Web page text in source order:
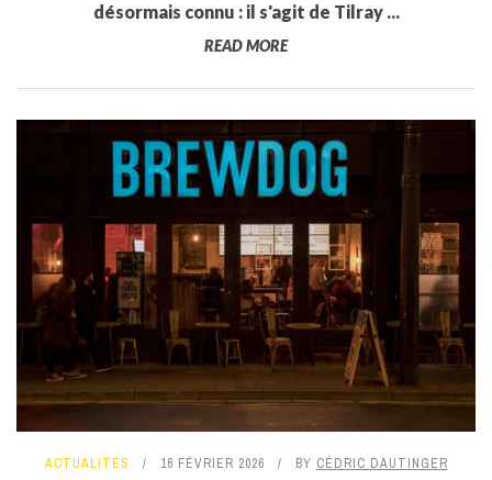
désormais connu : il s'agit de Tilray ...
READ MORE
ACTUALITÉS 16 FÉVRIER 2026 BY CÉDRIC DAUTINGER